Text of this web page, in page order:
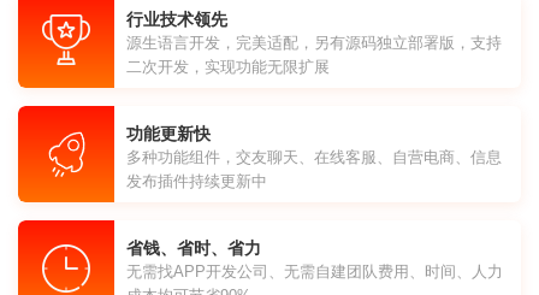
行业技术领先
源生语言开发，完美适配，另有源码独立部署版，支持
二次开发，实现功能无限扩展
功能更新快
多种功能组件，交友聊天、在线客服、自营电商、信息
发布插件持续更新中
省钱、省时、省力
无需找APP开发公司、无需自建团队费用、时间、人力